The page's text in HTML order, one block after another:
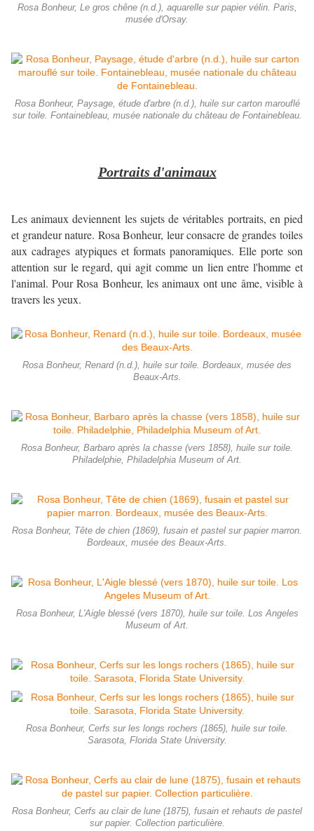
Rosa Bonheur, Le gros chêne (n.d.), aquarelle sur papier vélin. Paris,
musée d'Orsay.
Rosa Bonheur, Paysage, étude d'arbre (n.d.), huile sur carton marouflé
sur toile. Fontainebleau, musée nationale du château de Fontainebleau.
Portraits d'animaux
Les animaux deviennent les sujets de véritables portraits, en pied
et grandeur nature. Rosa Bonheur, leur consacre de grandes toiles
aux cadrages atypiques et formats panoramiques. Elle porte son
attention sur le regard, qui agit comme un lien entre l'homme et
l'animal. Pour Rosa Bonheur, les animaux ont une âme, visible à
travers les yeux.
Rosa Bonheur, Renard (n.d.), huile sur toile. Bordeaux, musée des
Beaux-Arts.
Rosa Bonheur, Barbaro après la chasse (vers 1858), huile sur toile.
Philadelphie, Philadelphia Museum of Art.
Rosa Bonheur, Tête de chien (1869), fusain et pastel sur papier marron.
Bordeaux, musée des Beaux-Arts.
Rosa Bonheur, L'Aigle blessé (vers 1870), huile sur toile. Los Angeles
Museum of Art.
Rosa Bonheur, Cerfs sur les longs rochers (1865), huile sur toile.
Sarasota, Florida State University.
Rosa Bonheur, Cerfs au clair de lune (1875), fusain et rehauts de pastel
sur papier. Collection particulière.